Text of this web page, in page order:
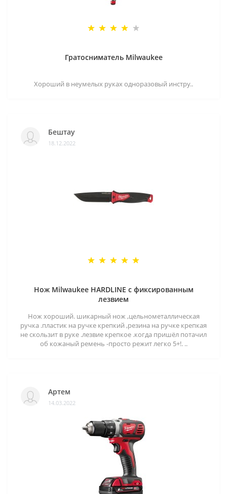
Гратосниматель Milwaukee
Хороший в неумелых руках одноразовый инстру..
Бештау
18.12.2022
Нож Milwaukee HARDLINE с фиксированным
лезвием
Нож хороший. шикарный нож ,цельнометаллическая
ручка .пластик на ручке крепкий ,резина на ручке крепкая
не скользит в руке .лезвие крепкое .когда пришёл потачил
об кожаный ремень -просто режит легко 5+!. ..
Артем
14.03.2022